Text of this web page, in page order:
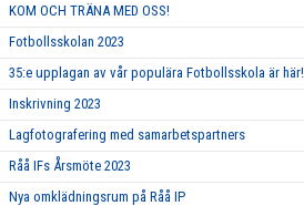
KOM OCH TRÄNA MED OSS!
Fotbollsskolan 2023
35:e upplagan av vår populära Fotbollsskola är här!
Inskrivning 2023
Lagfotografering med samarbetspartners
Råå IFs Årsmöte 2023
Nya omklädningsrum på Råå IP